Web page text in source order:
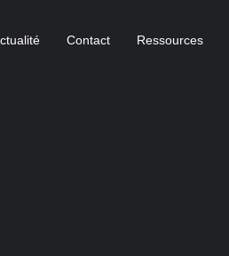
Contact Ressources